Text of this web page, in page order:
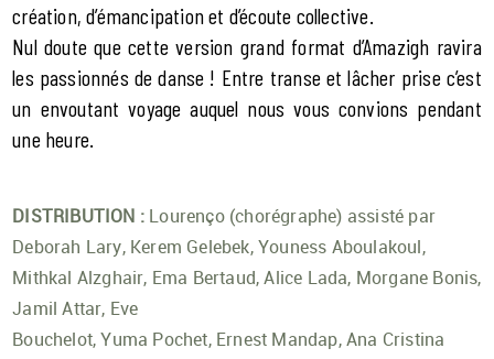
création, d’émancipation et d’écoute collective.
Nul doute que cette version grand format d’Amazigh ravira
les passionnés de danse ! Entre transe et lâcher prise c’est
un envoutant voyage auquel nous vous convions pendant
une heure.
DISTRIBUTION : Lourenço (chorégraphe) assisté par
Deborah Lary, Kerem Gelebek, Youness Aboulakoul,
Mithkal Alzghair, Ema Bertaud, Alice Lada, Morgane Bonis,
Jamil Attar, Eve
Bouchelot, Yuma Pochet, Ernest Mandap, Ana Cristina